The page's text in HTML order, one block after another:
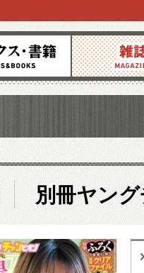
雑誌
別冊ヤン